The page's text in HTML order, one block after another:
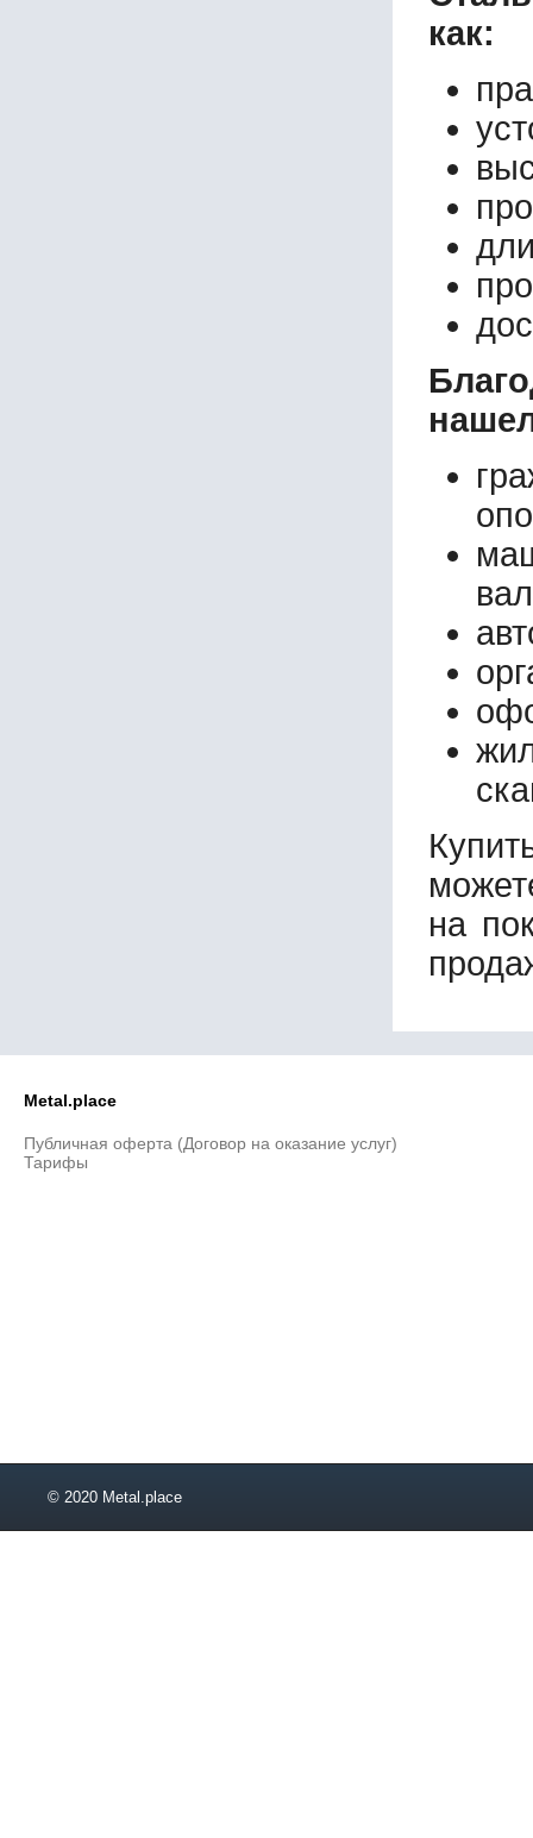
как:
на
Metal.place
Публичная оферта (Договор на оказание услуг)
Тарифы
© 2020 Metal.place